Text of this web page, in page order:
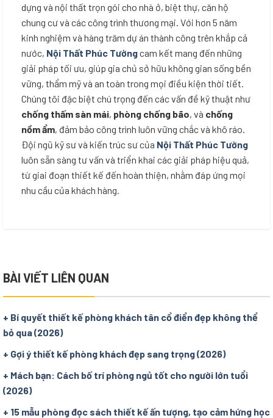
dựng và nội thất trọn gói cho nhà ở, biệt thự, căn hộ
chung cư và các công trình thương mại. Với hơn 5 năm
kinh nghiệm và hàng trăm dự án thành công trên khắp cả
nước, Nội Thất Phúc Tườngcam kết mang đến những
giải pháp tối ưu, giúp gia chủ sở hữu không gian sống bền
vững, thẩm mỹ và an toàn trong mọi điều kiện thời tiết.
Chúng tôi đặc biệt chú trọng đến các vấn đề kỹ thuật như
chống thấm sàn mái, phòng chống bão, và chống
nồm ẩm, đảm bảo công trình luôn vững chắc và khô ráo.
Đội ngũ kỹ sư và kiến trúc sư của Nội Thất Phúc Tường
luôn sẵn sàng tư vấn và triển khai các giải pháp hiệu quả,
từ giai đoạn thiết kế đến hoàn thiện, nhằm đáp ứng mọi
nhu cầu của khách hàng.
BÀI VIẾT LIÊN QUAN
+ Bí quyết thiết kế phòng khách tân cổ điển đẹp không thể
bỏ qua (2026)
+ Gợi ý thiết kế phòng khách đẹp sang trọng (2026)
+ Mách bạn: Cách bố trí phòng ngủ tốt cho người lớn tuổi
(2026)
+ 15 mẫu phòng đọc sách thiết kế ấn tượng, tạo cảm hứng học